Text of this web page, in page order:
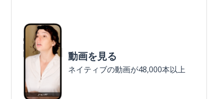
動画を見る
ネイティブの動画が48,000本以上